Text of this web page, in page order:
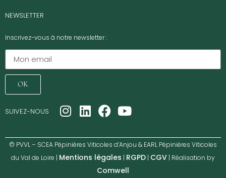
NEWSLETTER
Inscrivez-vous à notre newsletter :
OK
SUIVEZ-NOUS
© PVVL – SCEA Pépinières Viticoles d’Anjou & EARL Pépinières Viticoles
du Val de Loire | Mentions légales | RGPD | CGV | Réalisation by
Comwell